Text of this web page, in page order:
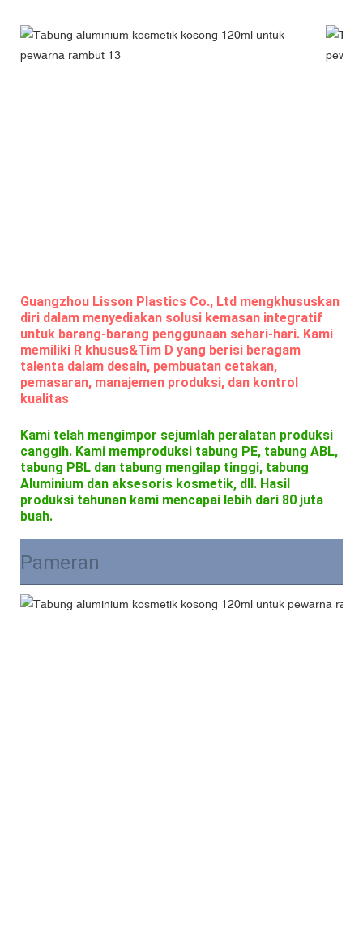
Guangzhou Lisson Plastics Co., Ltd mengkhususkan
diri dalam menyediakan solusi kemasan integratif
untuk barang-barang penggunaan sehari-hari. Kami
memiliki R khusus&Tim D yang berisi beragam
talenta dalam desain, pembuatan cetakan,
pemasaran, manajemen produksi, dan kontrol
kualitas
Kami telah mengimpor sejumlah peralatan produksi
canggih. Kami memproduksi tabung PE, tabung ABL,
tabung PBL dan tabung mengilap tinggi, tabung
Aluminium dan aksesoris kosmetik, dll. Hasil
produksi tahunan kami mencapai lebih dari 80 juta
buah.
Pameran